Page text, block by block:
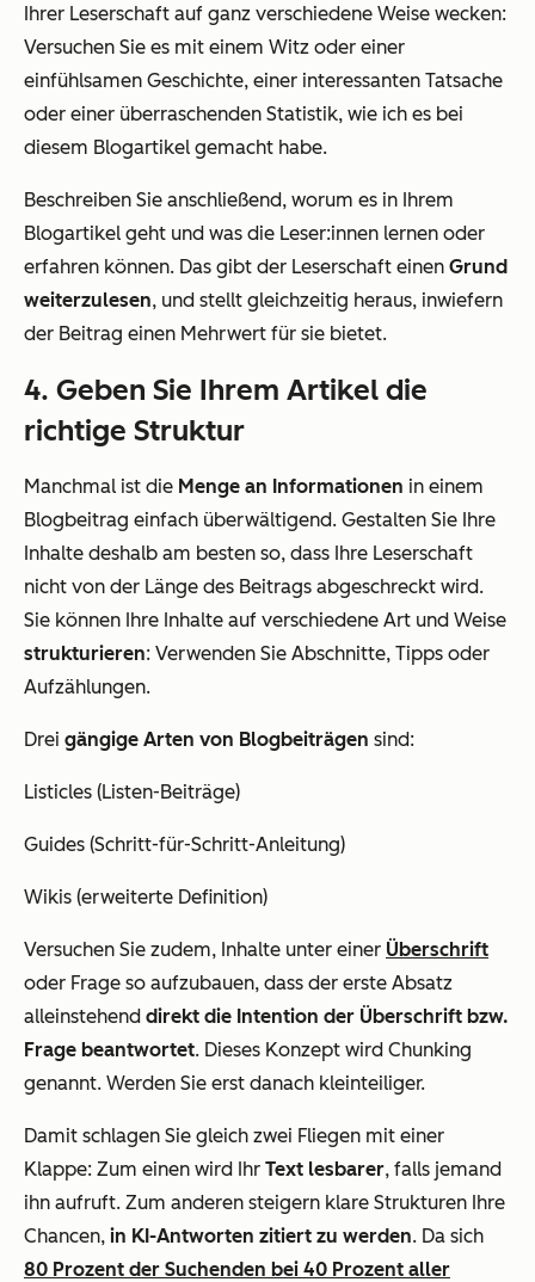
Ihrer Leserschaft auf ganz verschiedene Weise wecken:
Versuchen Sie es mit einem Witz oder einer
einfühlsamen Geschichte, einer interessanten Tatsache
oder einer überraschenden Statistik, wie ich es bei
diesem Blogartikel gemacht habe.
Beschreiben Sie anschließend, worum es in Ihrem
Blogartikel geht und was die Leser:innen lernen oder
erfahren können. Das gibt der Leserschaft einen Grund
weiterzulesen, und stellt gleichzeitig heraus, inwiefern
der Beitrag einen Mehrwert für sie bietet.
4. Geben Sie Ihrem Artikel die
richtige Struktur
Manchmal ist die Menge an Informationen in einem
Blogbeitrag einfach überwältigend. Gestalten Sie Ihre
Inhalte deshalb am besten so, dass Ihre Leserschaft
nicht von der Länge des Beitrags abgeschreckt wird.
Sie können Ihre Inhalte auf verschiedene Art und Weise
strukturieren: Verwenden Sie Abschnitte, Tipps oder
Aufzählungen.
Drei gängige Arten von Blogbeiträgen sind:
Listicles (Listen-Beiträge)
Guides (Schritt-für-Schritt-Anleitung)
Wikis (erweiterte Definition)
Versuchen Sie zudem, Inhalte unter einer Überschrift
oder Frage so aufzubauen, dass der erste Absatz
alleinstehend direkt die Intention der Überschrift bzw.
Frage beantwortet. Dieses Konzept wird Chunking
genannt. Werden Sie erst danach kleinteiliger.
Damit schlagen Sie gleich zwei Fliegen mit einer
Klappe: Zum einen wird Ihr Text lesbarer, falls jemand
ihn aufruft. Zum anderen steigern klare Strukturen Ihre
Chancen, in KI-Antworten zitiert zu werden. Da sich
80 Prozent der Suchenden bei 40 Prozent aller